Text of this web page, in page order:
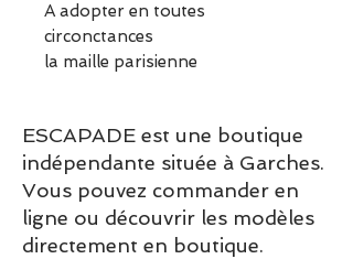
A adopter en toutes
circonctances
la maille parisienne
ESCAPADE est une boutique
indépendante située à Garches.
Vous pouvez commander en
ligne ou découvrir les modèles
directement en boutique.